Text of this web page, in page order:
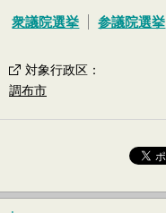
衆議院選挙 参議院選挙
対象行政区 ：
調布市